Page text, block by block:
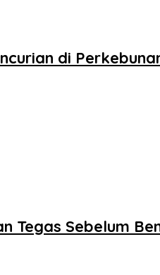
di
Tegas Sebelum